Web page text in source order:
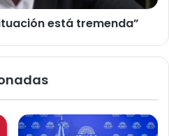
está tremenda”